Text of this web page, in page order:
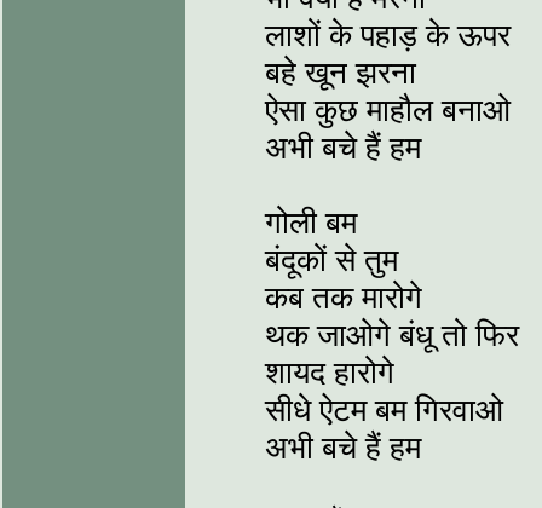
लाशों के पहाड़ के ऊपर
बहे खून झरना
ऐसा कुछ माहौल बनाओ
अभी बचे हैं हम
गोली बम
बंदूकों से तुम
कब तक मारोगे
थक जाओगे बंधू तो फिर
शायद हारोगे
सीधे ऐटम बम गिरवाओ
अभी बचे हैं हम